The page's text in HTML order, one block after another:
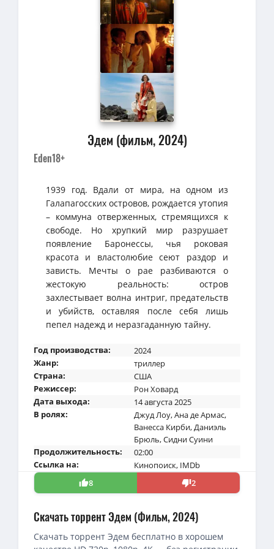
Эдем (фильм, 2024)
Eden18+
1939 год. Вдали от мира, на одном из
Галапагосских островов, рождается утопия
– коммуна отверженных, стремящихся к
свободе. Но хрупкий мир разрушает
появление Баронессы, чья роковая
красота и властолюбие сеют раздор и
зависть. Мечты о рае разбиваются о
жестокую реальность: остров
захлестывает волна интриг, предательств
и убийств, оставляя после себя лишь
пепел надежд и неразгаданную тайну.
Год производства:
2024
Жанр:
триллер
Страна:
США
Режиссер:
Рон Ховард
Дата выхода:
14 августа 2025
В ролях:
Джуд Лоу,Ана де Армас,
Ванесса Кирби,Даниэль
Брюль,Сидни Суини
Продолжительность:
02:00
Ссылка на:
Кинопоиск, IMDb
8
2
Скачать торрент Эдем (Фильм, 2024)
Скачать торрент Эдем бесплатно в хорошем